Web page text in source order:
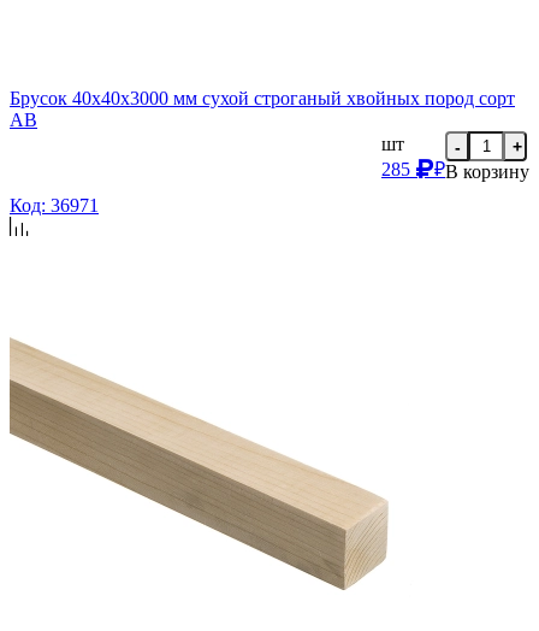
Брусок 40х40х3000 мм сухой строганый хвойных пород сорт
AB
шт
285
₽
- +
В корзину
Код: 36971